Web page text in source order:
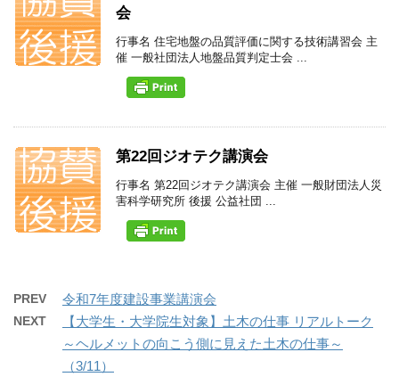
会
行事名 住宅地盤の品質評価に関する技術講習会 主
催 一般社団法人地盤品質判定士会 ...
第22回ジオテク講演会
行事名 第22回ジオテク講演会 主催 一般財団法人災
害科学研究所 後援 公益社団 ...
PREV 令和7年度建設事業講演会
NEXT
【大学生・大学院生対象】土木の仕事 リアルトーク
～ヘルメットの向こう側に見えた土木の仕事～
（3/11）